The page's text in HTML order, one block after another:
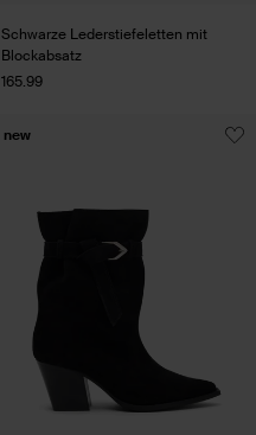
Schwarze Lederstiefeletten mit
Blockabsatz
165.99
new